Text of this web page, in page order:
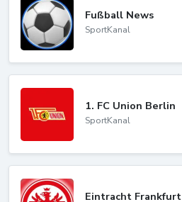
Fußball News
SportKanal
1. FC Union Berlin
SportKanal
Eintracht Frankfurt